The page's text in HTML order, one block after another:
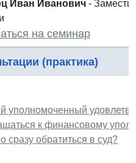
Иван Иванович -
на семинар
(практика)
уполномоченный
к финансовому
обратиться в суд?